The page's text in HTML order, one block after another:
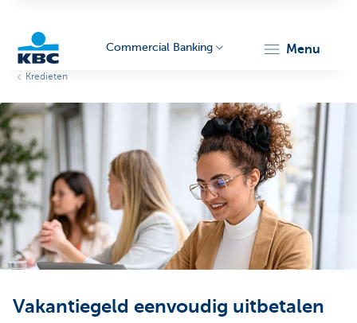
Corporate
Commercial Banking menu
Kredieten
Vakantiegeld eenvoudig uitbetalen